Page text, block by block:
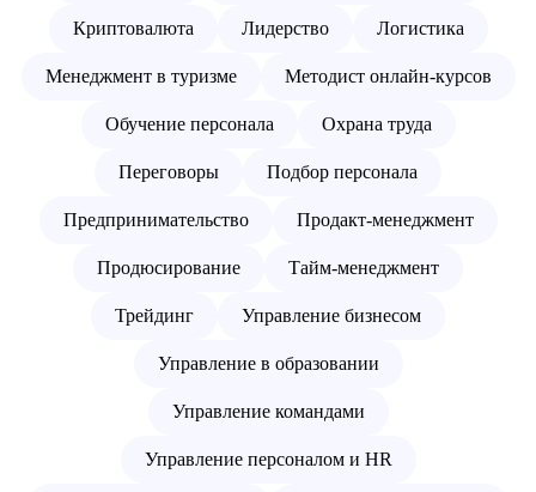
Криптовалюта Лидерство Логистика
Менеджмент в туризме Методист онлайн-курсов
Обучение персонала Охрана труда
Переговоры Подбор персонала
Предпринимательство Продакт-менеджмент
Продюсирование Тайм-менеджмент
Трейдинг Управление бизнесом
Управление в образовании
Управление командами
Управление персоналом и HR